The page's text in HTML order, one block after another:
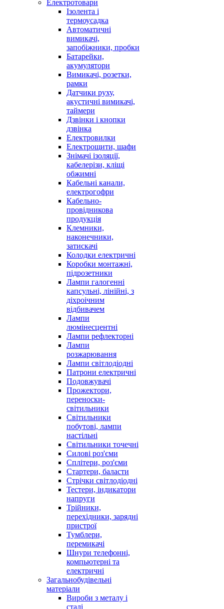
Електротовари
Ізолента і
термоусадка
Автоматичні
вимикачі,
запобіжники, пробки
Батарейки,
акумулятори
Вимикачі, розетки,
рамки
Датчики руху,
акустичні вимикачі,
таймери
Дзвінки і кнопки
дзвінка
Електровилки
Електрощити, шафи
Знімачі ізоляції,
кабелерізи, кліщі
обжимні
Кабельні канали,
електрогофри
Кабельно-
провідникова
продукція
Клемники,
наконечники,
затискачі
Колодки електричні
Коробки монтажні,
підрозетники
Лампи галогенні
капсульні, лінійні, з
діхроічним
відбивачем
Лампи
люмінесцентні
Лампи рефлекторні
Лампи
розжарювання
Лампи світлодіодні
Патрони електричні
Подовжувачі
Прожектори,
переноски-
світильники
Світильники
побутові, лампи
настільні
Світильники точечні
Силові роз'єми
Сплітери, роз'єми
Стартери, баласти
Стрічки світлодіодні
Тестери, індикатори
напруги
Трійники,
перехідники, зарядні
пристрої
Тумблери,
перемикачі
Шнури телефонні,
компьютерні та
електричні
Загальнобудівельні
матеріали
Вироби з металу і
сталі